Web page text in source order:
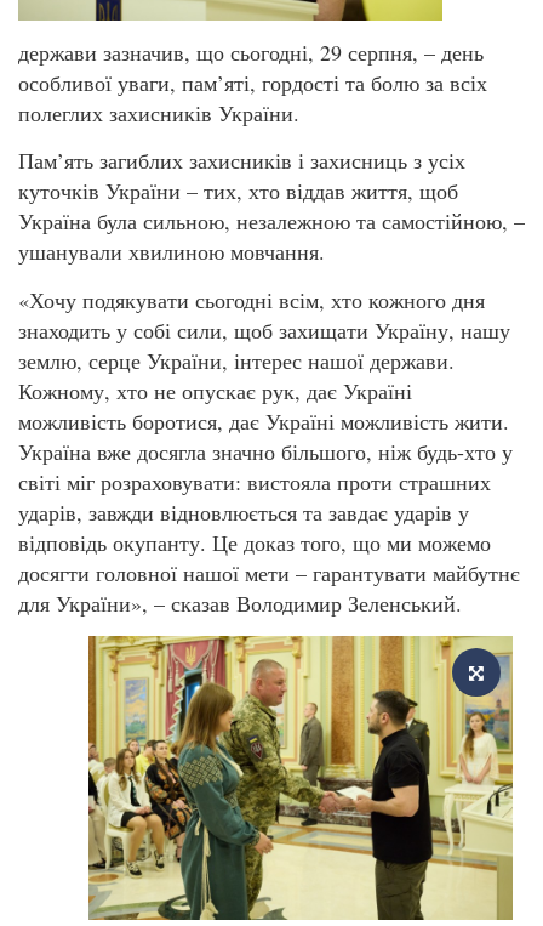
держави зазначив, що сьогодні, 29 серпня, – день
особливої уваги, пам’яті, гордості та болю за всіх
полеглих захисників України.
Пам’ять загиблих захисників і захисниць з усіх
куточків України – тих, хто віддав життя, щоб
Україна була сильною, незалежною та самостійною, –
ушанували хвилиною мовчання.
«Хочу подякувати сьогодні всім, хто кожного дня
знаходить у собі сили, щоб захищати Україну, нашу
землю, серце України, інтерес нашої держави.
Кожному, хто не опускає рук, дає Україні
можливість боротися, дає Україні можливість жити.
Україна вже досягла значно більшого, ніж будь-хто у
світі міг розраховувати: вистояла проти страшних
ударів, завжди відновлюється та завдає ударів у
відповідь окупанту. Це доказ того, що ми можемо
досягти головної нашої мети – гарантувати майбутнє
для України», – сказав Володимир Зеленський.